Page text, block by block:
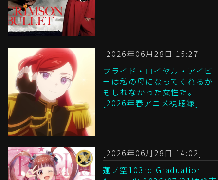
[2026年06月28日 15:27]
プライド・ロイヤル・アイビ
ーは私の母になってくれるか
もしれなかった女性だ。
[2026年春アニメ視聴録]
[2026年06月28日 14:02]
蓮ノ空103rd Graduation